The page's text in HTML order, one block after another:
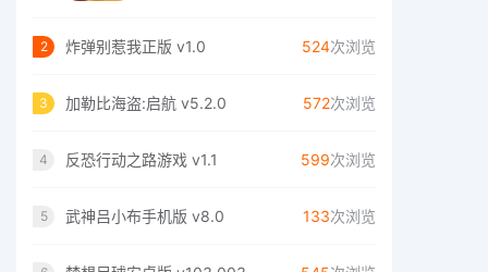
2 炸弹别惹我正版 v1.0 524次浏览
3 加勒比海盗:启航 v5.2.0 572次浏览
4 反恐行动之路游戏 v1.1 599次浏览
5 武神吕小布手机版 v8.0 133次浏览